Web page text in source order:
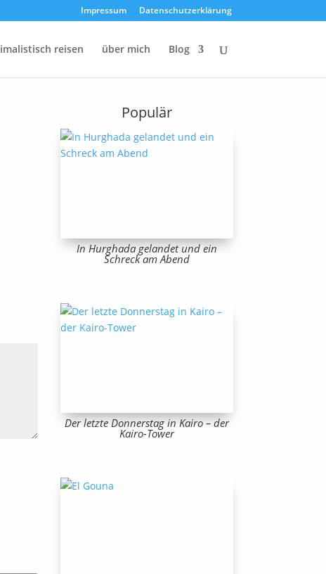
Impressum Datenschutzerklärung
reisen über mich Blog
Populär
In Hurghada gelandet und ein
Schreck am Abend
Der letzte Donnerstag in Kairo – der
Kairo-Tower